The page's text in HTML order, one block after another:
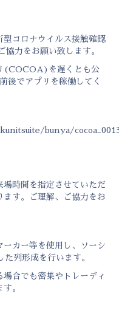
型コロナウイルス接触確認
力をお願い致します。
(COCOA)を遅くとも公
後でアプリを稼働してく
bunya/
場時間を指定させていただ
ます。ご理解、ご協力をお
ーカー等を使用し、ソーシ
列形成を行います。
場合でも密集やトレーディ
。